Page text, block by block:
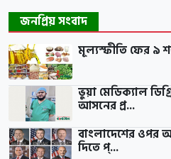
জনপ্রিয় সংবাদ
মূল্যস্ফীতি ফের ৯
ভুয়া মেডিক্যাল
আসনের প্র...
বাংলাদেশের ওপর
দিতে প্...